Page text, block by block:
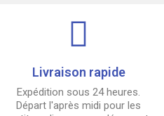
Livraison rapide
Expédition sous 24 heures.
Départ l'après midi pour les